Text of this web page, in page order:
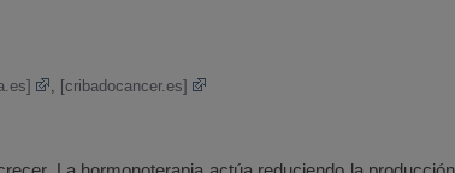
[cribadocancer.es]